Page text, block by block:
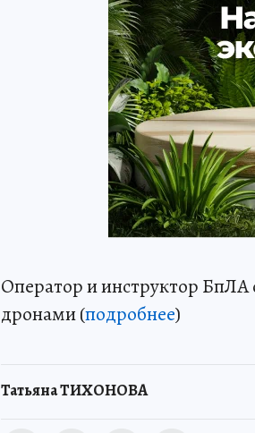
Оператор и инструктор БпЛА
дронами (подробнее)
Татьяна ТИХОНОВА